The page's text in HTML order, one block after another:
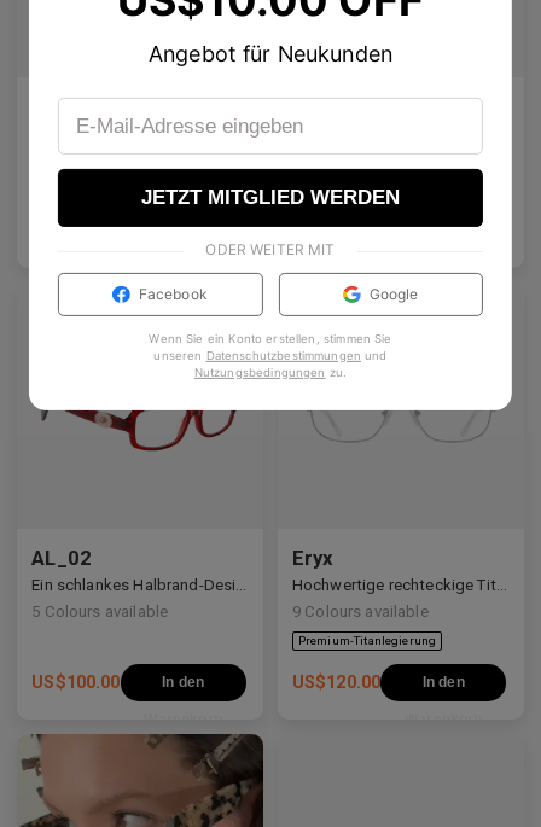
Premium-Titanlegierung
Olisa Air
Dezenter Lift, besserer Sitz — Vielseitigkeit für jedes Gesicht.
Colours available
US$120.00 In den
Rin
4 Colours available
US$80.00 In den Warenkorb
AL_02
5 Colours available
US$100.00 In den
Eryx
Hochwertige rechteckige Titanrahmen, verziert mit weißen Zirkonia, die avantgardistisches Design und eine beeindruckende Brillanz präsentieren.
9 Colours available
US$120.00 In den
Angebot für Neukunden
JETZT MITGLIED WERDEN
ODER WEITER MIT
Facebook Google
Wenn Sie ein Konto erstellen, stimmen Sie
unseren Datenschutzbestimmungen und
Nutzungsbedingungen zu